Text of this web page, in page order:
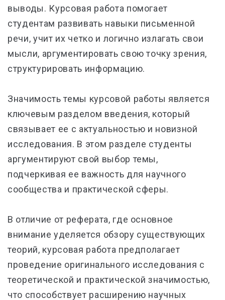
выводы. Курсовая работа помогает
студентам развивать навыки письменной
речи, учит их четко и логично излагать свои
мысли, аргументировать свою точку зрения,
структурировать информацию.
Значимость темы курсовой работы является
ключевым разделом введения, который
связывает ее с актуальностью и новизной
исследования. В этом разделе студенты
аргументируют свой выбор темы,
подчеркивая ее важность для научного
сообщества и практической сферы.
В отличие от реферата, где основное
внимание уделяется обзору существующих
теорий, курсовая работа предполагает
проведение оригинального исследования с
теоретической и практической значимостью,
что способствует расширению научных